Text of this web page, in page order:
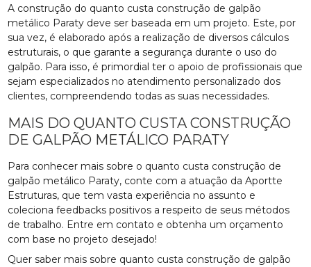
A construção do quanto custa construção de galpão
metálico Paraty deve ser baseada em um projeto. Este, por
sua vez, é elaborado após a realização de diversos cálculos
estruturais, o que garante a segurança durante o uso do
galpão. Para isso, é primordial ter o apoio de profissionais que
sejam especializados no atendimento personalizado dos
clientes, compreendendo todas as suas necessidades.
MAIS DO QUANTO CUSTA CONSTRUÇÃO
DE GALPÃO METÁLICO PARATY
Para conhecer mais sobre o quanto custa construção de
galpão metálico Paraty, conte com a atuação da Aportte
Estruturas, que tem vasta experiência no assunto e
coleciona feedbacks positivos a respeito de seus métodos
de trabalho. Entre em contato e obtenha um orçamento
com base no projeto desejado!
Quer saber mais sobre quanto custa construção de galpão